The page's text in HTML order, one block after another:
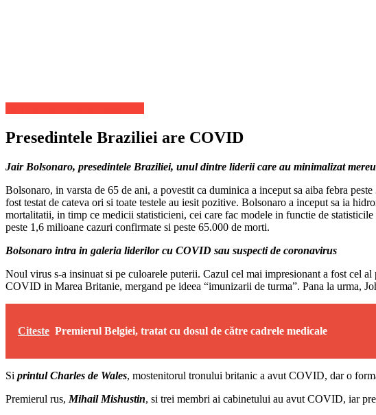
Presedintele Braziliei are COVID
Jair Bolsonaro, presedintele Braziliei, unul dintre liderii care au minimalizat
Bolsonaro, in varsta de 65 de ani, a povestit ca duminica a inceput sa aiba febra
fost testat de cateva ori si toate testele au iesit pozitive. Bolsonaro a inceput sa ia
mortalitatii, in timp ce medicii statisticieni, cei care fac modele in functie de
peste 1,6 milioane cazuri confirmate si peste 65.000 de morti.
Bolsonaro intra in galeria liderilor cu COVID sau suspecti de coronavirus
Noul virus s-a insinuat si pe culoarele puterii. Cazul cel mai impresionant a fost cel
COVID in Marea Britanie, mergand pe ideea “imunizarii de turma”. Pana la urma,
Citeste Premierul Belgiei, tratat cu dosul de către cadrele medicale
Si printul Charles de Wales, mostenitorul tronului britanic a avut COVID, dar o
Premierul rus, Mihail Mishustin, si trei membri ai cabinetului au avut COVID, iar